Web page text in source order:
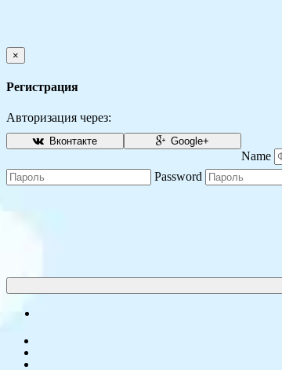
×
Регистрация
Авторизация через:
Вконтакте Google+
Name
Password